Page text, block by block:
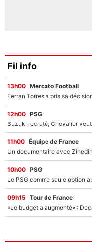
Fil info
13h00 Mercato Football
12h00 PSG
11h00 Équipe de France
10h00 PSG
09h15 Tour de France